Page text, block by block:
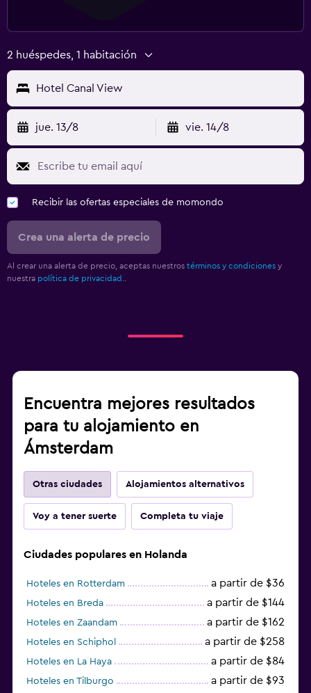
2 huéspedes, 1 habitación
Hotel Canal View
jue. 13/8 vie. 14/8
Recibir las ofertas especiales de momondo
Crea una alerta de precio
Al crear una alerta de precio, aceptas nuestros términos y condiciones y
nuestra política de privacidad.
Encuentra mejores resultados
para tu alojamiento en
Ámsterdam
Otras ciudades Alojamientos alternativos
Voy a tener suerte Completa tu viaje
Ciudades populares en Holanda
Hoteles en Rotterdam a partir de $36
Hoteles en Breda a partir de $144
Hoteles en Zaandam a partir de $162
Hoteles en Schiphol a partir de $258
Hoteles en La Haya a partir de $84
Hoteles en Tilburgo a partir de $93